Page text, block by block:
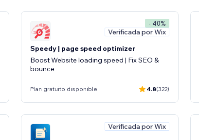
- 40%
Verificada por Wix
Speedy | page speed optimizer
Boost Website loading speed | Fix SEO &
bounce
Plan gratuito disponible 4.8(322)
Verificada por Wix